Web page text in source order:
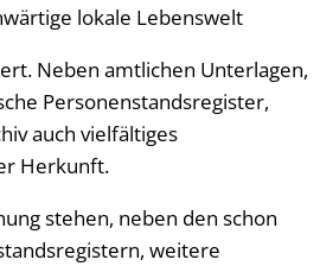
lokale Lebenswelt
Neben amtlichen Unterlagen,
Personenstandsregister,
auch vielfältiges
Herkunft.
stehen, neben den schon
weitere